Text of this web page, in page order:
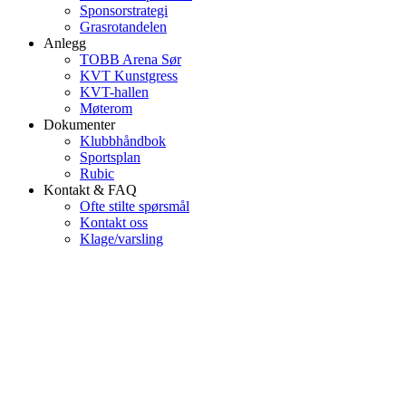
Sponsorstrategi
Grasrotandelen
Anlegg
TOBB Arena Sør
KVT Kunstgress
KVT-hallen
Møterom
Dokumenter
Klubbhåndbok
Sportsplan
Rubic
Kontakt & FAQ
Ofte stilte spørsmål
Kontakt oss
Klage/varsling